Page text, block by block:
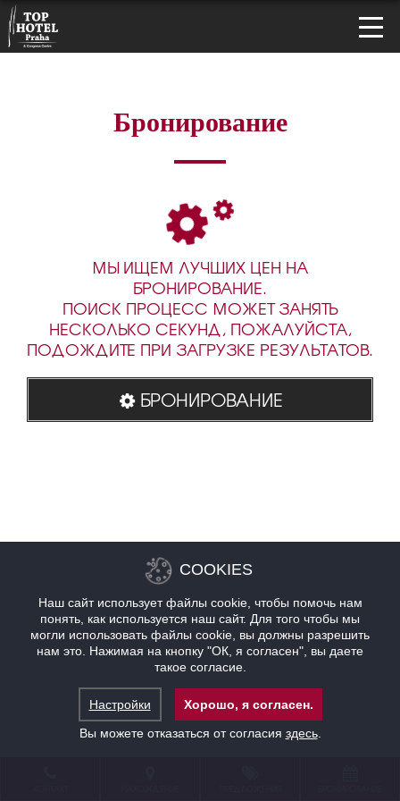
Бронирование
МЫ ИЩЕМ ЛУЧШИХ ЦЕН НА
БРОНИРОВАНИЕ.
ПОИСК ПРОЦЕСС МОЖЕТ ЗАНЯТЬ
НЕСКОЛЬКО СЕКУНД, ПОЖАЛУЙСТА,
ПОДОЖДИТЕ ПРИ ЗАГРУЗКЕ РЕЗУЛЬТАТОВ.
БРОНИРОВАНИЕ
COOKIES
Наш сайт использует файлы cookie, чтобы помочь нам
понять, как используется наш сайт. Для того чтобы мы
могли использовать файлы cookie, вы должны разрешить
нам это. Нажимая на кнопку "ОК, я согласен", вы даете
такое согласие.
Настройки
Хорошо, я согласен.
Вы можете отказаться от согласия здесь.